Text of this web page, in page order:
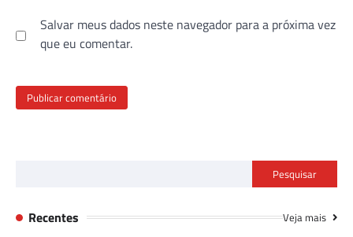
Salvar meus dados neste navegador para a próxima vez
que eu comentar.
Pesquisar
Recentes Veja mais